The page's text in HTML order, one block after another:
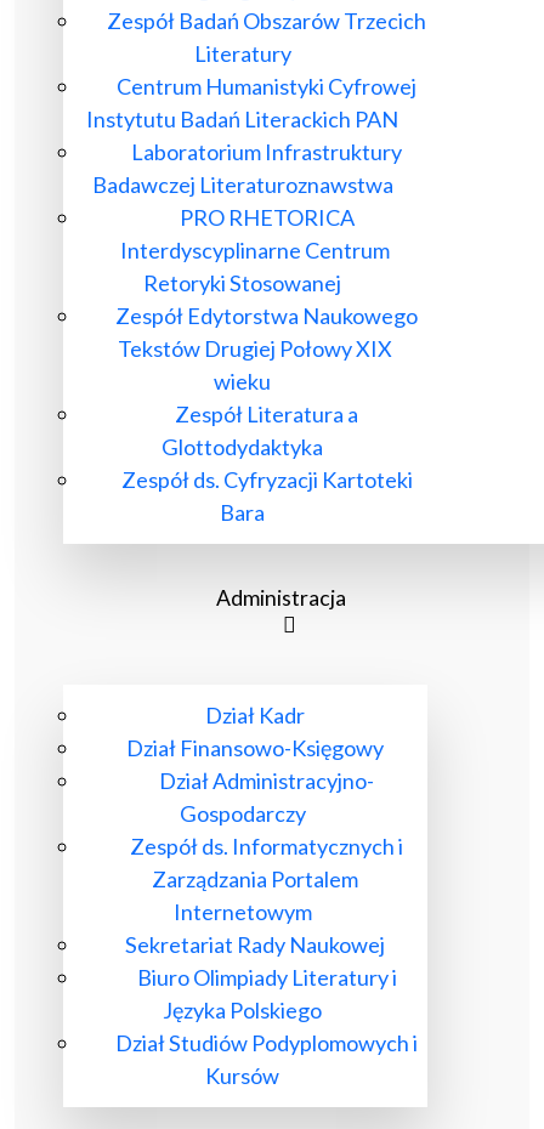
Zespół Badań Obszarów Trzecich
Literatury
Centrum Humanistyki Cyfrowej
Instytutu Badań Literackich PAN
Laboratorium Infrastruktury
Badawczej Literaturoznawstwa
PRO RHETORICA
Interdyscyplinarne Centrum
Retoryki Stosowanej
Zespół Edytorstwa Naukowego
Tekstów Drugiej Połowy XIX
wieku
Zespół Literatura a
Glottodydaktyka
Zespół ds. Cyfryzacji Kartoteki
Bara
Administracja
Dział Kadr
Dział Finansowo-Księgowy
Dział Administracyjno-
Gospodarczy
Zespół ds. Informatycznych i
Zarządzania Portalem
Internetowym
Sekretariat Rady Naukowej
Biuro Olimpiady Literatury i
Języka Polskiego
Dział Studiów Podyplomowych i
Kursów